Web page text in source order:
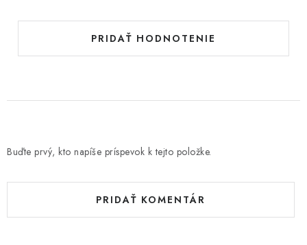
PRIDAŤ HODNOTENIE
Buďte prvý, kto napíše príspevok k tejto položke.
PRIDAŤ KOMENTÁR